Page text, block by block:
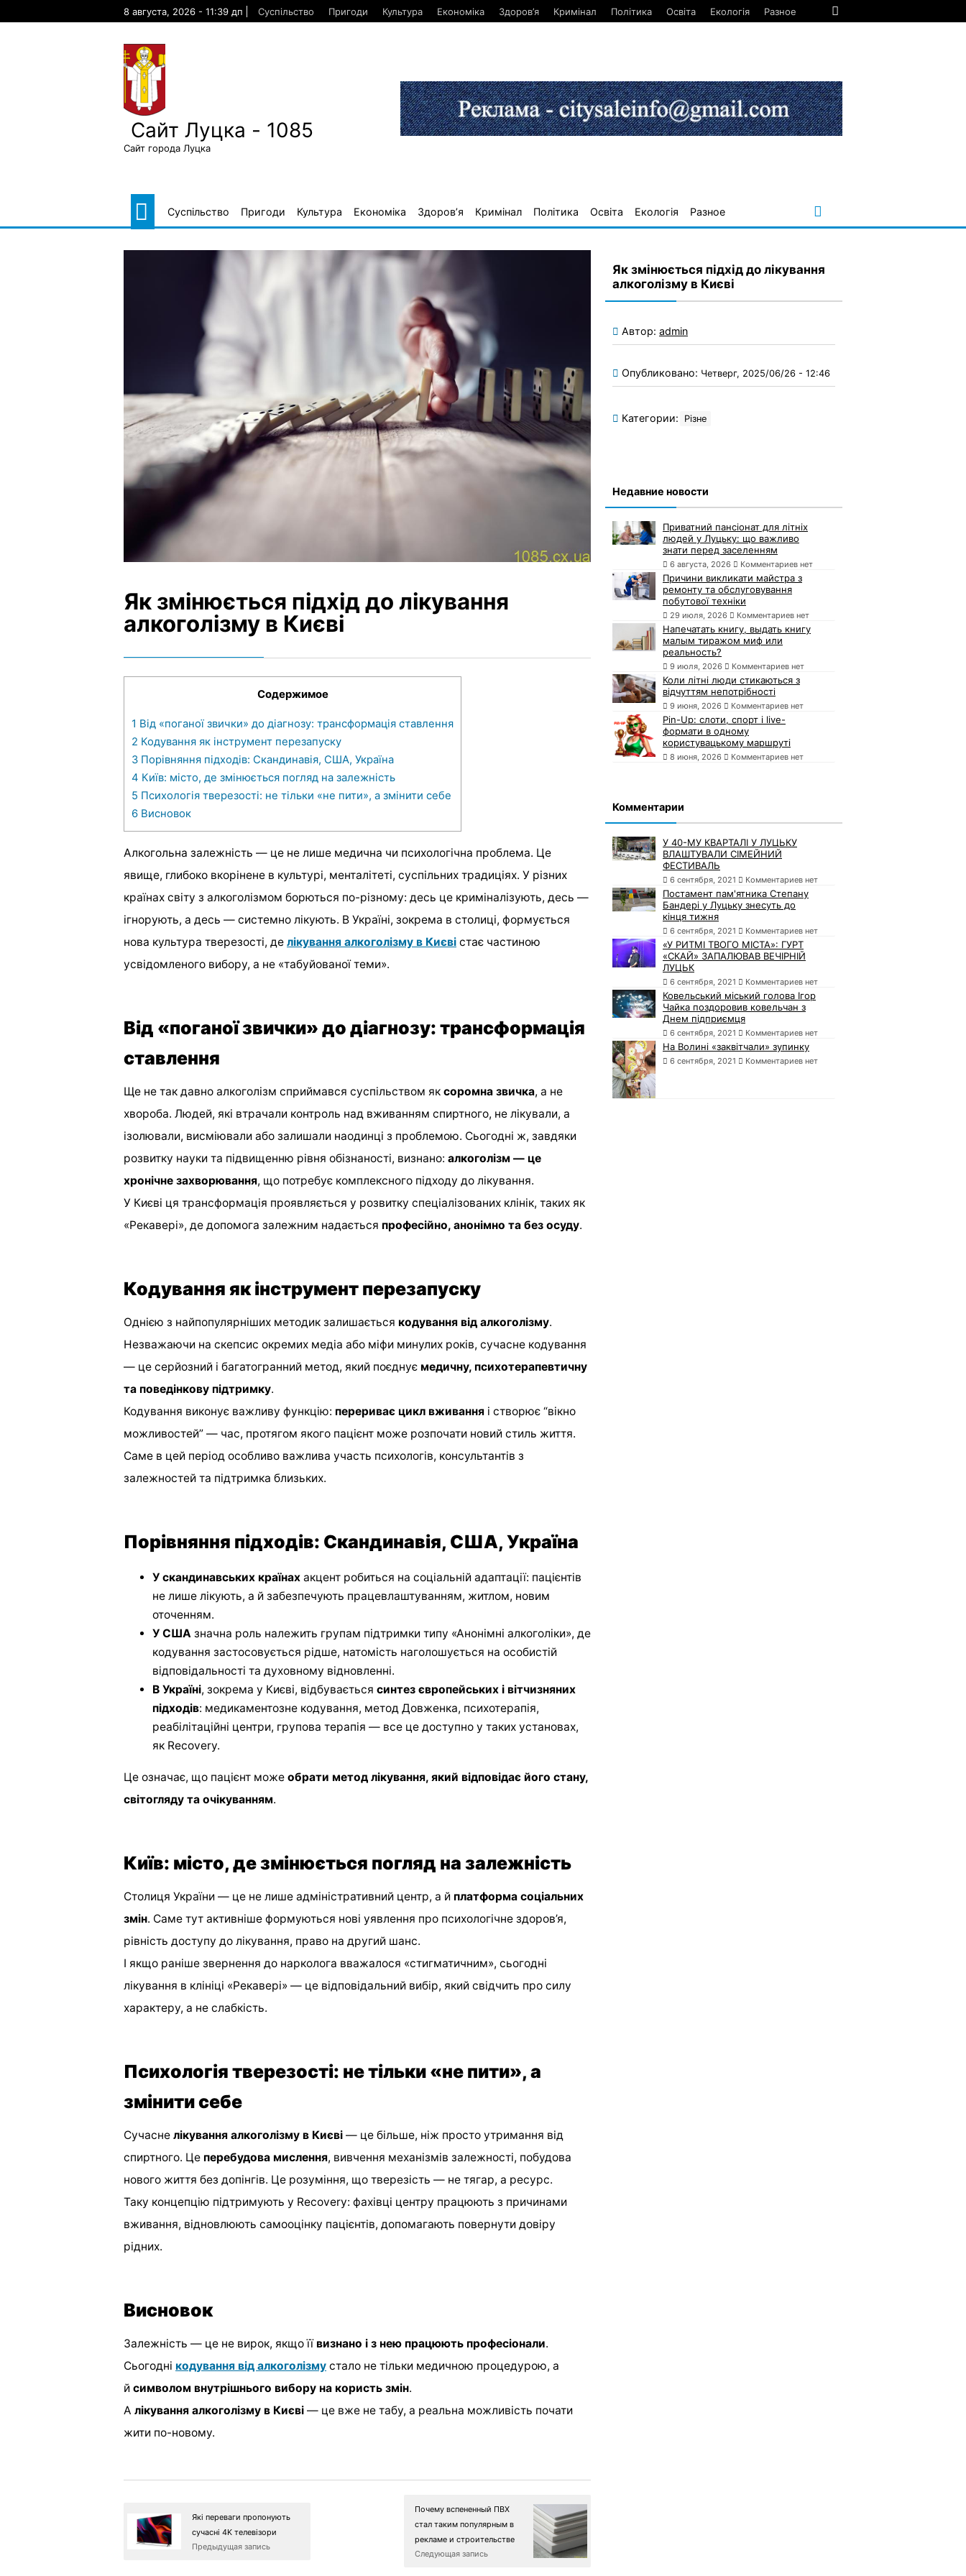
8 августа, 2026 - 11:39 дп Суспільство Пригоди Культура Економіка Здоров’я Кримінал Політика Освіта Екологія Разное
Сайт Луцка - 1085
Сайт города Луцка
Суспільство Пригоди Культура Економіка Здоров’я Кримінал Політика Освіта Екологія Разное
Як змінюється підхід до лікування
алкоголізму в Києві
Содержимое
1 Від «поганої звички» до діагнозу: трансформація ставлення
2 Кодування як інструмент перезапуску
3 Порівняння підходів: Скандинавія, США, Україна
4 Київ: місто, де змінюється погляд на залежність
5 Психологія тверезості: не тільки «не пити», а змінити себе
6 Висновок
Алкогольна залежність — це не лише медична чи психологічна проблема. Це
явище, глибоко вкорінене в культурі, менталітеті, суспільних традиціях. У різних
країнах світу з алкоголізмом борються по-різному: десь це криміналізують, десь —
ігнорують, а десь — системно лікують. В Україні, зокрема в столиці, формується
нова культура тверезості, де лікування алкоголізму в Києві стає частиною
усвідомленого вибору, а не «табуйованої теми».
Від «поганої звички» до діагнозу: трансформація
ставлення
Ще не так давно алкоголізм сприймався суспільством як соромна звичка, а не
хвороба. Людей, які втрачали контроль над вживанням спиртного, не лікували, а
ізолювали, висміювали або залишали наодинці з проблемою. Сьогодні ж, завдяки
розвитку науки та підвищенню рівня обізнаності, визнано: алкоголізм — це
хронічне захворювання, що потребує комплексного підходу до лікування.
У Києві ця трансформація проявляється у розвитку спеціалізованих клінік, таких як
«Рекавері», де допомога залежним надається професійно, анонімно та без осуду.
Кодування як інструмент перезапуску
Однією з найпопулярніших методик залишається кодування від алкоголізму.
Незважаючи на скепсис окремих медіа або міфи минулих років, сучасне кодування
— це серйозний і багатогранний метод, який поєднує медичну, психотерапевтичну
та поведінкову підтримку.
Кодування виконує важливу функцію: перериває цикл вживання і створює “вікно
можливостей” — час, протягом якого пацієнт може розпочати новий стиль життя.
Саме в цей період особливо важлива участь психологів, консультантів з
залежностей та підтримка близьких.
Порівняння підходів: Скандинавія, США, Україна
У скандинавських країнах акцент робиться на соціальній адаптації: пацієнтів
не лише лікують, а й забезпечують працевлаштуванням, житлом, новим
оточенням.
У США значна роль належить групам підтримки типу «Анонімні алкоголіки», де
кодування застосовується рідше, натомість наголошується на особистій
відповідальності та духовному відновленні.
В Україні, зокрема у Києві, відбувається синтез європейських і вітчизняних
підходів: медикаментозне кодування, метод Довженка, психотерапія,
реабілітаційні центри, групова терапія — все це доступно у таких установах,
як Recovery.
Це означає, що пацієнт може обрати метод лікування, який відповідає його стану,
світогляду та очікуванням.
Київ: місто, де змінюється погляд на залежність
Столиця України — це не лише адміністративний центр, а й платформа соціальних
змін. Саме тут активніше формуються нові уявлення про психологічне здоров’я,
рівність доступу до лікування, право на другий шанс.
І якщо раніше звернення до нарколога вважалося «стигматичним», сьогодні
лікування в клініці «Рекавері» — це відповідальний вибір, який свідчить про силу
характеру, а не слабкість.
Психологія тверезості: не тільки «не пити», а
змінити себе
Сучасне лікування алкоголізму в Києві — це більше, ніж просто утримання від
спиртного. Це перебудова мислення, вивчення механізмів залежності, побудова
нового життя без допінгів. Це розуміння, що тверезість — не тягар, а ресурс.
Таку концепцію підтримують у Recovery: фахівці центру працюють з причинами
вживання, відновлюють самооцінку пацієнтів, допомагають повернути довіру
рідних.
Висновок
Залежність — це не вирок, якщо її визнано і з нею працюють професіонали.
Сьогодні кодування від алкоголізму стало не тільки медичною процедурою, а
й символом внутрішнього вибору на користь змін.
А лікування алкоголізму в Києві — це вже не табу, а реальна можливість почати
жити по-новому.
Які переваги пропонують
сучасні 4K телевізори
Предыдущая запись
Почему вспененный ПВХ
стал таким популярным в
рекламе и строительстве
Следующая запись
Як змінюється підхід до лікування
алкоголізму в Києві
Автор: admin
Опубликовано: Четверг, 2025/06/26 - 12:46
Категории: Різне
Недавние новости
Приватний пансіонат для літніх
людей у Луцьку: що важливо
знати перед заселенням
6 августа, 2026 Комментариев нет
Причини викликати майстра з
ремонту та обслуговування
побутової техніки
29 июля, 2026 Комментариев нет
Напечатать книгу, выдать книгу
малым тиражом миф или
реальность?
9 июля, 2026 Комментариев нет
Коли літні люди стикаються з
відчуттям непотрібності
9 июня, 2026 Комментариев нет
Pin-Up: слоти, спорт і live-
формати в одному
користувацькому маршруті
8 июня, 2026 Комментариев нет
Комментарии
У 40-МУ КВАРТАЛІ У ЛУЦЬКУ
ВЛАШТУВАЛИ СІМЕЙНИЙ
ФЕСТИВАЛЬ
6 сентября, 2021 Комментариев нет
Постамент пам'ятника Степану
Бандері у Луцьку знесуть до
кінця тижня
6 сентября, 2021 Комментариев нет
«У РИТМІ ТВОГО МІСТА»: ГУРТ
«СКАЙ» ЗАПАЛЮВАВ ВЕЧІРНІЙ
ЛУЦЬК
6 сентября, 2021 Комментариев нет
Ковельський міський голова Ігор
Чайка поздоровив ковельчан з
Днем підприємця
6 сентября, 2021 Комментариев нет
На Волині «заквітчали» зупинку
6 сентября, 2021 Комментариев нет